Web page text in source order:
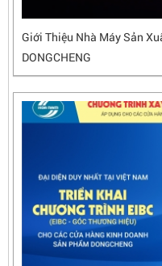
Giới Thiệu Nhà Máy Sản
DONGCHENG